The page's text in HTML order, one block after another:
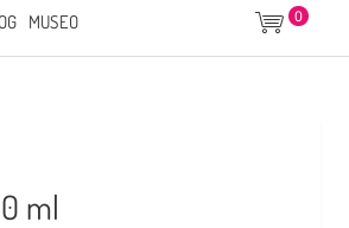
MUSEO 0
ml